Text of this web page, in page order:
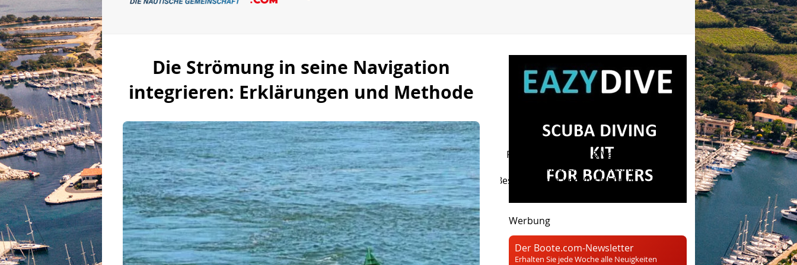
Boote.com
Nautische Kultur
Innerer Wasserplan Marine Wetter Bootsführerschein
Fed., Assoc. Verein & Verein
Amateurbau
FFVoile Französische Marine SNSM Maritime Festivals Brest Bootsmessen
Maritime
Buchhandlung
Häfen & Marinas Praxis Brief an die Redaktion Umwelt Beschäftigung und Ausbildung
Buzz-
Videos
Kartografie Maritime Geschichte Seekrankheit Leuchtturm
Die Strömung in seine Navigation
integrieren: Erklärungen und Methode
Werbung
Der Boote.com-Newsletter
Erhalten Sie jede Woche alle Neuigkeiten